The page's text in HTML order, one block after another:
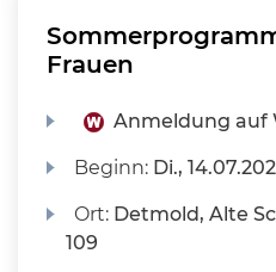
Frauen
Anmeldung auf
Beginn: Di.,
Ort: Detmold, Alte
109